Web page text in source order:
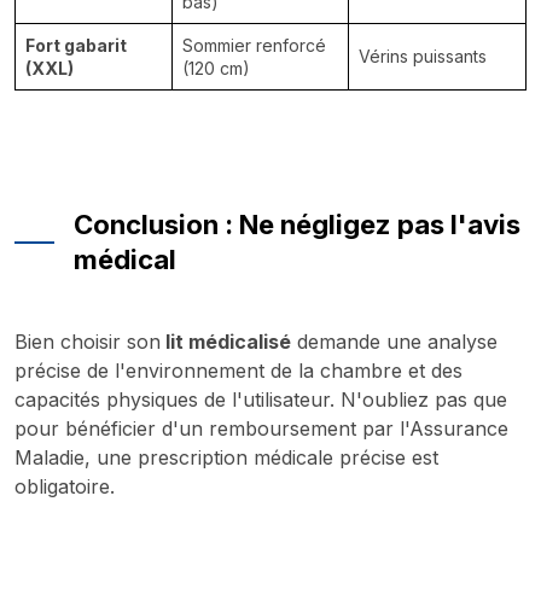
Fort gabarit
(XXL)
Sommier renforcé
(120 cm)
Vérins puissants
Conclusion : Ne négligez pas l'avis
médical
Bien choisir son lit médicalisé demande une analyse
précise de l'environnement de la chambre et des
capacités physiques de l'utilisateur. N'oubliez pas que
pour bénéficier d'un remboursement par l'Assurance
Maladie, une prescription médicale précise est
obligatoire.